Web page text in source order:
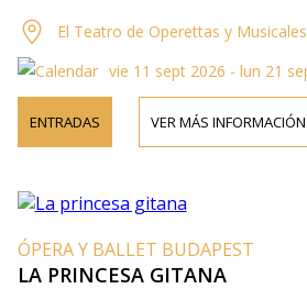
El Teatro de Operettas y
vie 11 sept 2026 - lun 21
ENTRADAS VER MÁS INFORMACIÓN
ÓPERA Y BALLET BUDAPEST
LA PRINCESA GITANA